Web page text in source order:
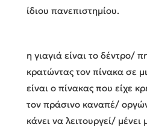
ίδιου πανεπιστημίου.
η γιαγιά είναι το δέντρο/
κρατώντας τον πίνακα σε
είναι ο πίνακας που είχε
τον πράσινο καναπέ/
κάνει να λειτουργεί/